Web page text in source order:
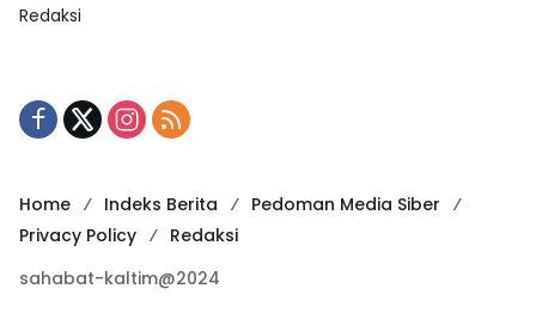
Redaksi
Home Indeks Berita
Pedoman Media Siber
Privacy Policy
Redaksi
sahabat-kaltim@2024